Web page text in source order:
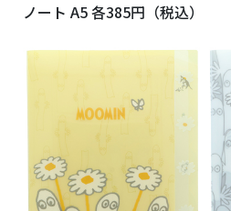
ノート A5 各385円（税込）